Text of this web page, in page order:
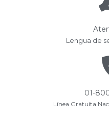
Lengua de
01-
Línea Gratuita